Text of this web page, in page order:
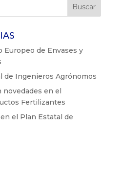
Europeo de Envases y
de Ingenieros Agrónomos
novedades en el
Fertilizantes
el Plan Estatal de